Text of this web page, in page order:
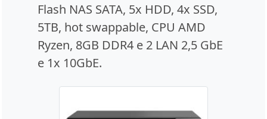
Flash NAS SATA, 5x HDD, 4x SSD,
5TB, hot swappable, CPU AMD
Ryzen, 8GB DDR4 e 2 LAN 2,5 GbE
e 1x 10GbE.